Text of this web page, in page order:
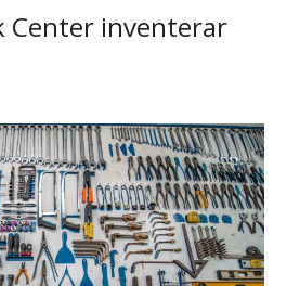
Center inventerar